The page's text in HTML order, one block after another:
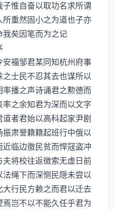
惟自奋以取功名求所谓
重然固小之为道也子亦
矣因笔而为之记
福邹君某同知杭州府事
士民不忍其去也谋所以
播之声诗诵君之勲德而
之余知君为深而以文字
者君始以高科起家尹剧
肃誉籍籍起班行中俄以
临边徼民贫而悍冦盗冲
将校往返徴索无虚日前
绳下而深恻民隠未尝以
行民方赖之而君以迁去
岂不以不能久任乎君为